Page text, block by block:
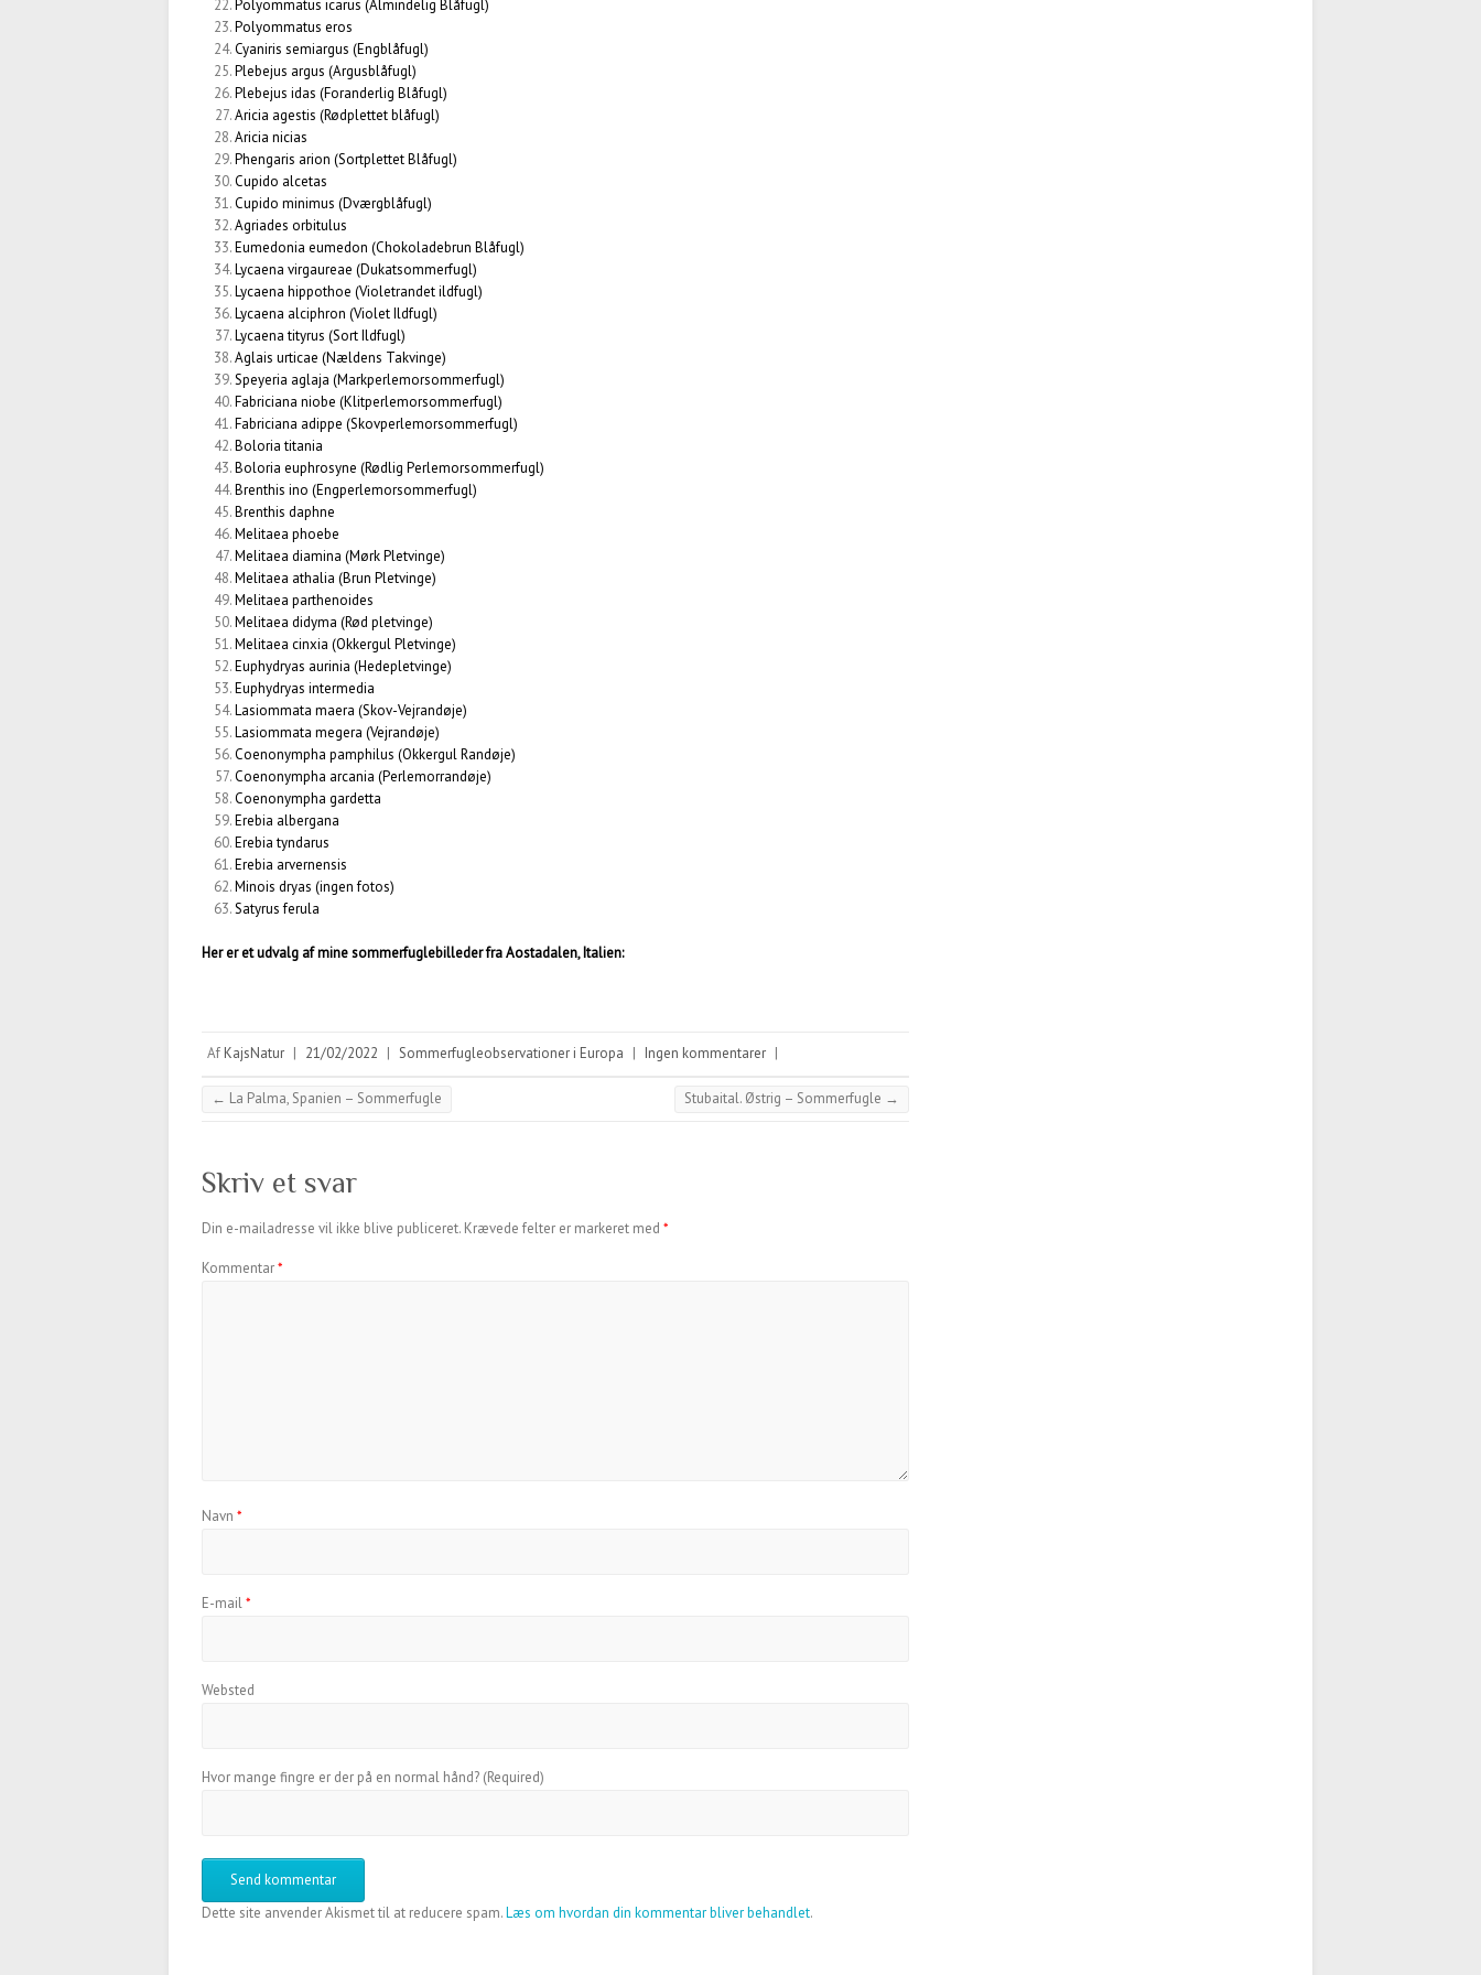
Polyommatus icarus (Almindelig Blåfugl)
Polyommatus eros
Cyaniris semiargus (Engblåfugl)
Plebejus argus (Argusblåfugl)
Plebejus idas (Foranderlig Blåfugl)
Aricia agestis (Rødplettet blåfugl)
Aricia nicias
Phengaris arion (Sortplettet Blåfugl)
Cupido alcetas
Cupido minimus (Dværgblåfugl)
Agriades orbitulus
Eumedonia eumedon (Chokoladebrun Blåfugl)
Lycaena virgaureae (Dukatsommerfugl)
Lycaena hippothoe (Violetrandet ildfugl)
Lycaena alciphron (Violet Ildfugl)
Lycaena tityrus (Sort Ildfugl)
Aglais urticae (Nældens Takvinge)
Speyeria aglaja (Markperlemorsommerfugl)
Fabriciana niobe (Klitperlemorsommerfugl)
Fabriciana adippe (Skovperlemorsommerfugl)
Boloria titania
Boloria euphrosyne (Rødlig Perlemorsommerfugl)
Brenthis ino (Engperlemorsommerfugl)
Brenthis daphne
Melitaea phoebe
Melitaea diamina (Mørk Pletvinge)
Melitaea athalia (Brun Pletvinge)
Melitaea parthenoides
Melitaea didyma (Rød pletvinge)
Melitaea cinxia (Okkergul Pletvinge)
Euphydryas aurinia (Hedepletvinge)
Euphydryas intermedia
Lasiommata maera (Skov-Vejrandøje)
Lasiommata megera (Vejrandøje)
Coenonympha pamphilus (Okkergul Randøje)
Coenonympha arcania (Perlemorrandøje)
Coenonympha gardetta
Erebia albergana
Erebia tyndarus
Erebia arvernensis
Minois dryas (ingen fotos)
Satyrus ferula
Her er et udvalg af mine sommerfuglebilleder fra Aostadalen, Italien:
Af KajsNatur | 21/02/2022 | Sommerfugleobservationer i Europa | Ingen kommentarer |
← La Palma, Spanien – Sommerfugle Stubaital. Østrig – Sommerfugle →
Skriv et svar
Din e-mailadresse vil ikke blive publiceret. Krævede felter er markeret med *
Kommentar*
Navn *
E-mail*
Websted
Hvor mange fingre er der på en normal hånd? (Required)
Dette site anvender Akismet til at reducere spam.Læs om hvordan din kommentar bliver behandlet.